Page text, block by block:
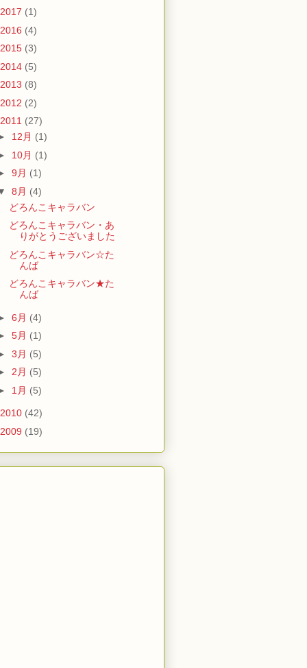
2017 (1)
2016 (4)
2015 (3)
2014 (5)
2013 (8)
2012 (2)
2011 (27)
12月 (1)
10月 (1)
9月 (1)
8月 (4)
どろんこキャラバン
どろんこキャラバン・あ
りがとうございました
どろんこキャラバン☆た
んば
どろんこキャラバン★た
んば
6月 (4)
5月 (1)
3月 (5)
2月 (5)
1月 (5)
2010 (42)
2009 (19)